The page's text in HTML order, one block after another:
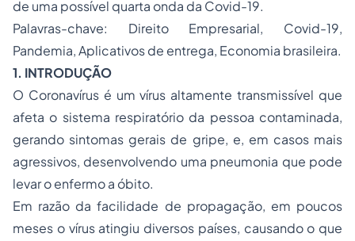
de uma possível quarta onda da Covid-19.
Palavras-chave: Direito Empresarial, Covid-19,
Pandemia, Aplicativos de entrega, Economia brasileira.
1. INTRODUÇÃO
O Coronavírus é um vírus altamente transmissível que
afeta o sistema respiratório da pessoa contaminada,
gerando sintomas gerais de gripe, e, em casos mais
agressivos, desenvolvendo uma pneumonia que pode
levar o enfermo a óbito.
Em razão da facilidade de propagação, em poucos
meses o vírus atingiu diversos países, causando o que